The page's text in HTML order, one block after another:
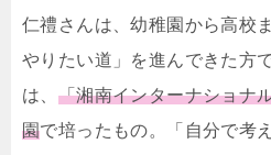
仁禮さんは、幼稚園から高校
やりたい道」を進んできた方
は、 「湘南インターナショナ
園で培ったもの。「自分で考